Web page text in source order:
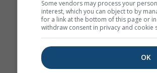
Some vendors may process your
interest, which you can object to by
for a link at the bottom of this page or
withdraw consent in privacy and cookie
OK